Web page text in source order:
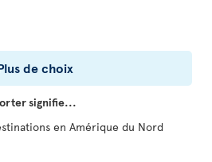
de choix
signifie...
en Amérique du Nord